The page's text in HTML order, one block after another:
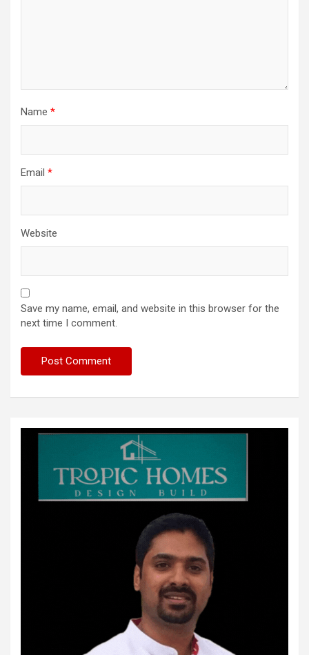
Name *
Email *
Website
Save my name, email, and website in this browser for the
next time I comment.